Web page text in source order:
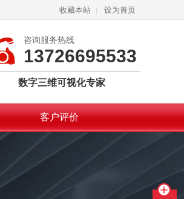
收藏本站 | 设为首页
咨询服务热线
13726695533
数字三维可视化专家
客户评价